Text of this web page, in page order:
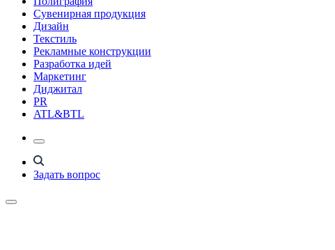
Сувенирная продукция
Дизайн
Текстиль
Рекламные конструкции
Разработка идей
Маркетинг
Диджитал
PR
ATL&BTL
Задать вопрос